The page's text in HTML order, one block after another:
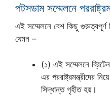
পটসডাম সম্মেলনে
এই সম্মেলনে বেশ কিছু গুরুত্বপূর্ণ
যেমন –
(১) এই সম্মেলনে
এর পররাষ্ট্রমন্ত্রীদের
সিদ্ধান্ত গৃহীত হয়।